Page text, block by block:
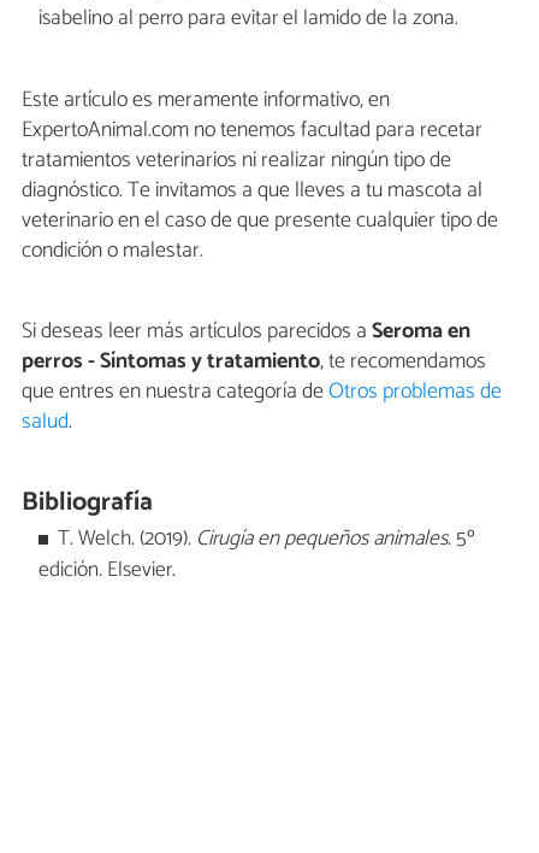
isabelino al perro para evitar el lamido de la zona.
Este artículo es meramente informativo, en
ExpertoAnimal.com no tenemos facultad para recetar
tratamientos veterinarios ni realizar ningún tipo de
diagnóstico. Te invitamos a que lleves a tu mascota al
veterinario en el caso de que presente cualquier tipo de
condición o malestar.
Si deseas leer más artículos parecidos aSeroma en
perros - Síntomas y tratamiento, te recomendamos
que entres en nuestra categoría deOtros problemas de
salud.
Bibliografía
T. Welch. (2019). Cirugía en pequeños animales. 5º
edición.Elsevier.